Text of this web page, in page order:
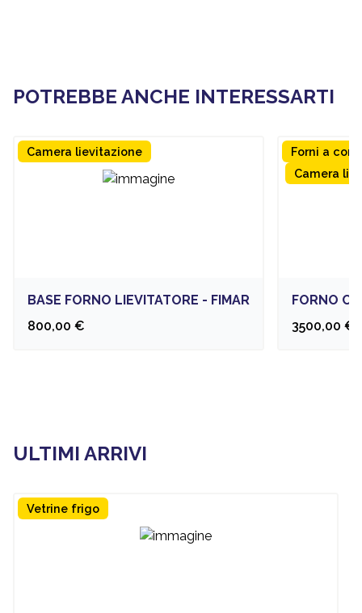
POTREBBE ANCHE INTERESSARTI
Camera lievitazione
BASE FORNO LIEVITATORE - FIMAR
800,00 €
Forni a
Camera
FORNO
3500,00 €
ULTIMI ARRIVI
Vetrine frigo